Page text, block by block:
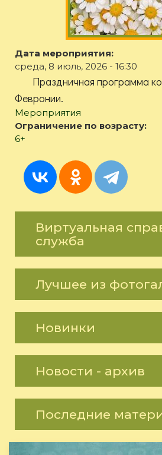
Дата мероприятия:
среда, 8 июль, 2026 - 16:30
Праздничная программа
Февронии.
Мероприятия
Ограничение по возрасту:
6+
Виртуальная
служба
Лучшее из
Новинки
Новости - архив
Последние